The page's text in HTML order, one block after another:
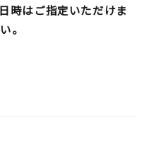
時はご指定いただけま
。